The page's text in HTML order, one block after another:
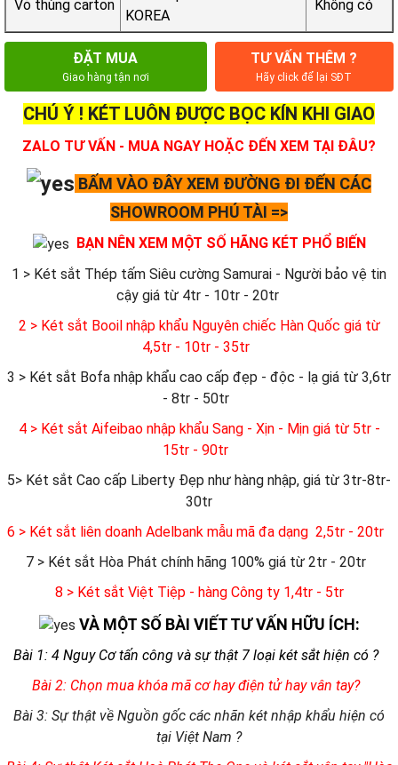
Vỏ thùng carton
KOREA
Không có
ĐẶT MUA
Giao hàng tận nơi
TƯ VẤN THÊM ?
Hãy click để lại SĐT
CHÚ Ý ! KÉT LUÔN ĐƯỢC BỌC KÍN KHI GIAO
ZALO TƯ VẤN - MUA NGAY HOẶC ĐẾN XEM TẠI ĐÂU?
BẤM VÀO ĐÂY XEM ĐƯỜNG ĐI ĐẾN CÁC
SHOWROOM PHÚ TÀI =>
BẠN NÊN XEM MỘT SỐ HÃNG KÉT PHỔ BIẾN
1 > Két sắt Thép tấm Siêu cường Samurai - Người bảo vệ tin
cậy giá từ 4tr - 10tr - 20tr
2 > Két sắt Booil nhập khẩu Nguyên chiếc Hàn Quốc giá từ
4,5tr - 10tr - 35tr
3 > Két sắt Bofa nhập khẩu cao cấp đẹp - độc - lạ giá từ 3,6tr
- 8tr - 50tr
4 > Két sắt Aifeibao nhập khẩu Sang - Xịn - Mịn giá từ 5tr -
15tr - 90tr
5> Két sắt Cao cấp Liberty Đẹp như hàng nhập, giá từ 3tr-8tr-
30tr
6 > Két sắt liên doanh Adelbank mẫu mã đa dạng 2,5tr - 20tr
7 > Két sắt Hòa Phát chính hãng 100% giá từ 2tr - 20tr
8 > Két sắt Việt Tiệp - hàng Công ty 1,4tr - 5tr
VÀ MỘT SỐ BÀI VIẾT TƯ VẤN HỮU ÍCH:
Bài 1: 4 Nguy Cơ tấn công và sự thật 7 loại két sắt hiện có ?
Bài 2: Chọn mua khóa mã cơ hay điện tử hay vân tay?
Bài 3: Sự thật về Nguồn gốc các nhãn két nhập khẩu hiện có
tại Việt Nam ?